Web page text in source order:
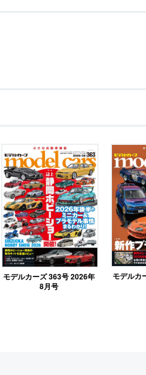
モデルカーズ 363号 2026年
8月号
モデルカ